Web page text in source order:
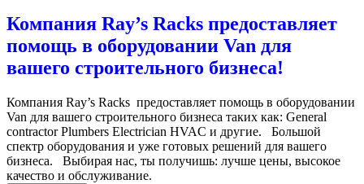
Компания Ray’s Racks предоставляет
помощь в оборудовании Van для
вашего строительного бизнеса!
Компания Ray’s Racks предоставляет помощь в оборудовании
Van для вашего строительного бизнеса таких как: General
contractor Plumbers Electrician HVAC и другие. Большой
спектр оборудования и уже готовых решений для вашего
бизнеса. Выбирая нас, ты получишь: лучше цены, высокое
качество и обслуживание.